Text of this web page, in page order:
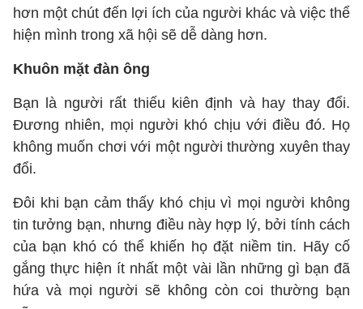
hơn một chút đến lợi ích của người khác và việc thể
hiện mình trong xã hội sẽ dễ dàng hơn.
Khuôn mặt đàn ông
Bạn là người rất thiếu kiên định và hay thay đổi.
Đương nhiên, mọi người khó chịu với điều đó. Họ
không muốn chơi với một người thường xuyên thay
đổi.
Đôi khi bạn cảm thấy khó chịu vì mọi người không
tin tưởng bạn, nhưng điều này hợp lý, bởi tính cách
của bạn khó có thể khiến họ đặt niềm tin. Hãy cố
gắng thực hiện ít nhất một vài lần những gì bạn đã
hứa và mọi người sẽ không còn coi thường bạn